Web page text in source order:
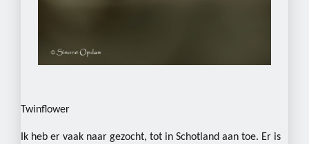
Twinflower
Ik heb er vaak naar gezocht, tot in Schotland aan toe. Er is